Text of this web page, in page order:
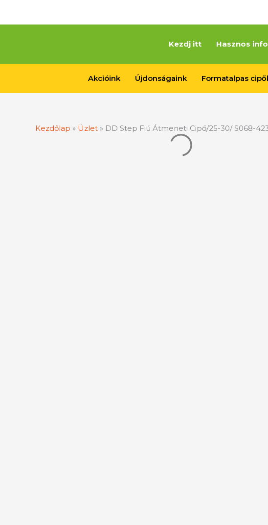
Kezdj itt
Hasznos
Akcióink Újdonságaink Formatalpas
Kezdőlap » Üzlet » DD Step Fiú Átmeneti Cipő/25-30/ S068-